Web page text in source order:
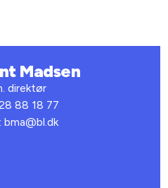
Madsen
direktør
88 18 77
bma@bl.dk